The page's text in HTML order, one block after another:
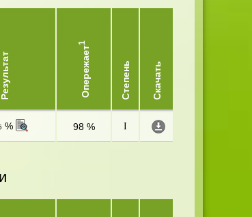
Результат Опережает
1
Степень Скачать
% 98 % I